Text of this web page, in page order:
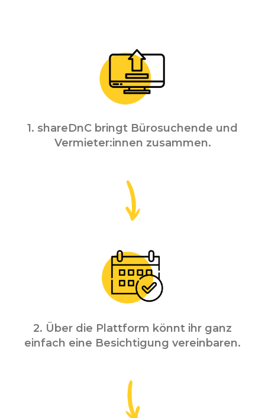
1. shareDnC bringt Bürosuchende und
Vermieter:innen zusammen.
2. Über die Plattform könnt ihr ganz
einfach eine Besichtigung vereinbaren.